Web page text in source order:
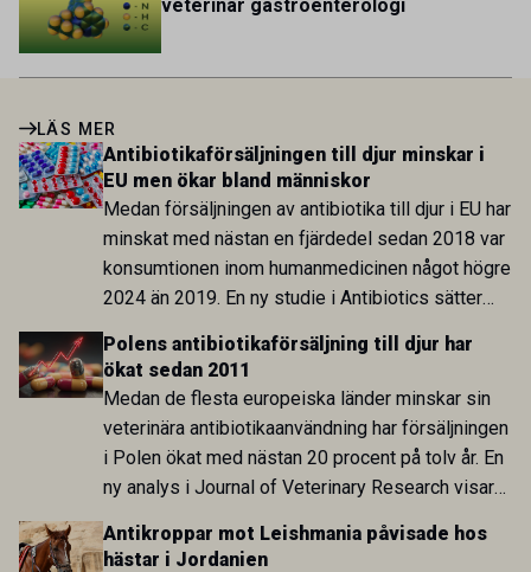
veterinär gastroenterologi
LÄS MER
Antibiotikaförsäljningen till djur minskar i
EU men ökar bland människor
Medan försäljningen av antibiotika till djur i EU har
minskat med nästan en fjärdedel sedan 2018 var
konsumtionen inom humanmedicinen något högre
2024 än 2019. En ny studie i Antibiotics sätter
utvecklingen inom de båda sektorerna sida vid
sida och pekar på en obalans i EU:s One Health-
arbete.
Polens antibiotikaförsäljning till djur har
ökat sedan 2011
Medan de flesta europeiska länder minskar sin
veterinära antibiotikaanvändning har försäljningen
i Polen ökat med nästan 20 procent på tolv år. En
ny analys i Journal of Veterinary Research visar
att skillnaden mot lågförbrukarländer som
Sverige är fortsatt stor.
Antikroppar mot Leishmania påvisade hos
hästar i Jordanien